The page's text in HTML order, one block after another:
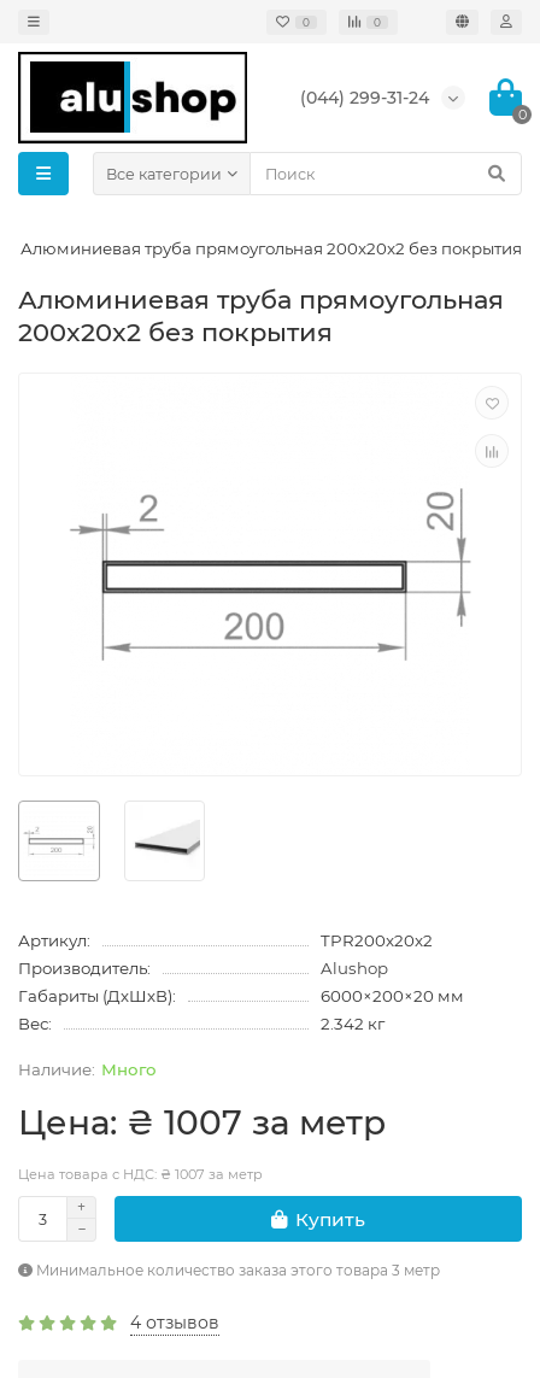
0 0
(044) 299-31-24
0
Все категории
Алюминиевая труба прямоугольная 200x20x2 без покрытия
Алюминиевая труба прямоугольная
200x20x2 без покрытия
Артикул:
TPR200x20x2
Производитель:
Alushop
Габариты (ДхШхВ):
6000×200×20 мм
Вес:
2.342 кг
Много
Цена: ₴ 1007 за метр
Цена товара с НДС: ₴ 1007 за метр
Купить
Минимальное количество заказа этого товара 3 метр
4 отзывов